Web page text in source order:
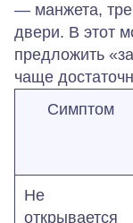
— манжета,
двери. В этот
предложить
чаще
Симптом
Не
открывается